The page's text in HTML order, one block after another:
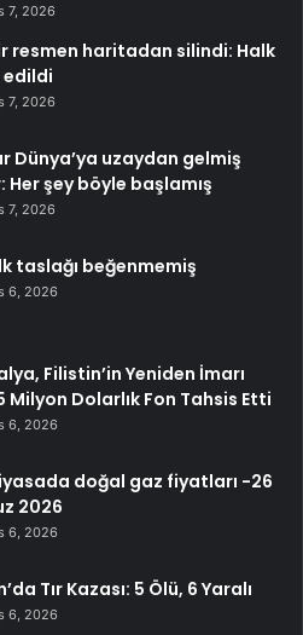
7, 2026
resmen haritadan silindi: Halk
7, 2026
Dünya’ya uzaydan gelmiş
Her şey böyle başlamış
7, 2026
taslağı beğenmemiş
6, 2026
Filistin’in Yeniden İmarı
Milyon Dolarlık Fon Tahsis Etti
6, 2026
doğal gaz fiyatları -26
2026
6, 2026
Tır Kazası: 5 Ölü, 6 Yaralı
6, 2026